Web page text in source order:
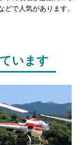
どで人気があります。
います